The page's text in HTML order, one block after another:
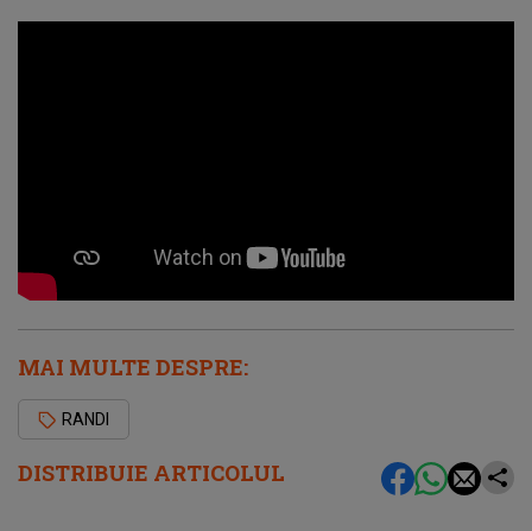
DISTRIBUIE ARTICOLUL
MAI MULTE DESPRE:
RANDI